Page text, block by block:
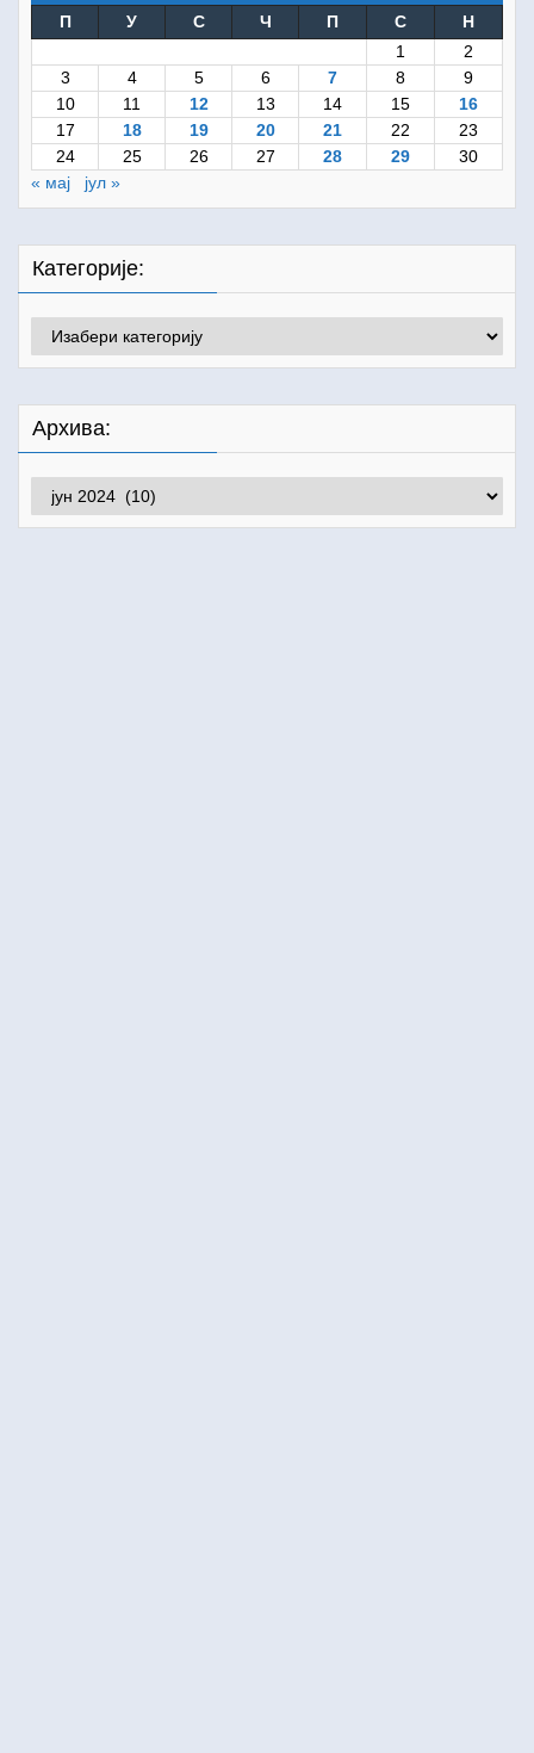
П У С Ч П С
Н
1
2
3
4 5 6 7 8
9
10
11 12 13 14 15
16
17
18 19 20 21 22
23
24
25 26 27 28 29
30
« мај
јул »
Категорије:
Категорије:
Архива:
Архива: